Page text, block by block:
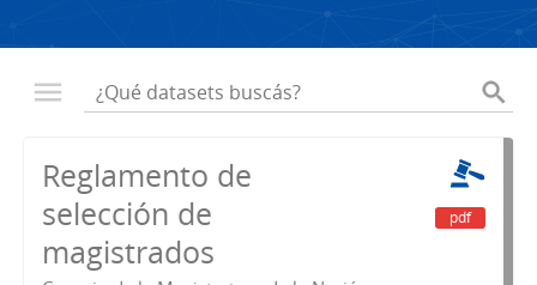
Reglamento de
selección de
magistrados
pdf